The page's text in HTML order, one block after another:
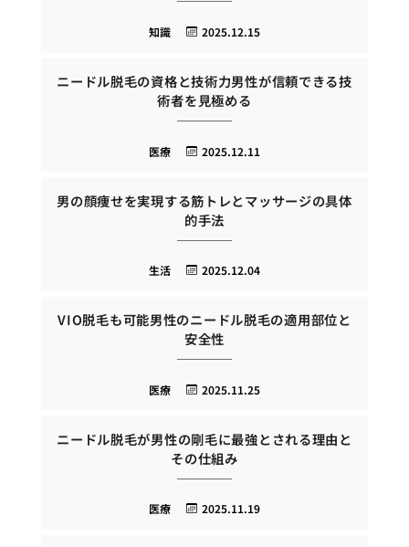
2025.12.15
知識
ニードル脱毛の資格と技術力男性が信頼できる技
術者を見極める
2025.12.11
医療
男の顔痩せを実現する筋トレとマッサージの具体
的手法
2025.12.04
生活
VIO脱毛も可能男性のニードル脱毛の適用部位と
安全性
2025.11.25
医療
ニードル脱毛が男性の剛毛に最強とされる理由と
その仕組み
2025.11.19
医療